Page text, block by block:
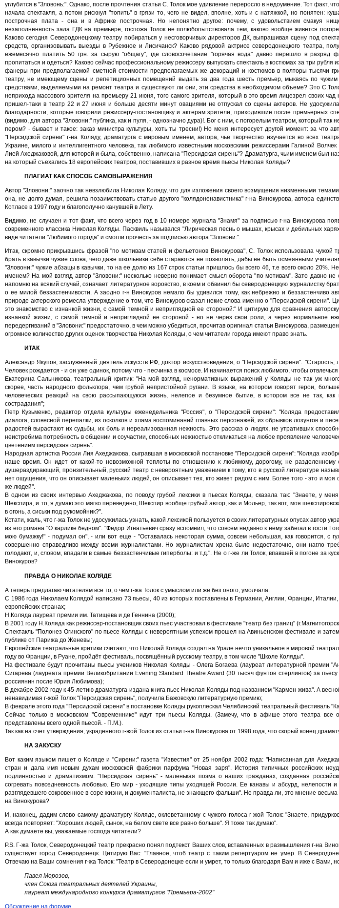
углубится в "Зловонь:". Однако, после прочтения статьи С. Толок мое удивление переросло в недоумение. Тот факт,
начала спектакля, а потом рискнул "топить" в грязи то, чего не видел, вполне, хоть и с натяжкой, но понятен:
построчная плата - она и в Африке построчная. Но непонятно другое: почему, с удовольствием смакуя
незаполненность зала ГДК на премьере, госпожа Толок не полюбопытствовала тем, каково вообще живется
Каково сегодня Северодонецкому театру побираться у несговорчивых директоров ДК, выпрашивая сцену под
средств, организовывать выезды в Рубежное и Лисичанск? Каково рядовой актрисе северодонецкого театра,
ежемесячно платить 50 грн. за сырую "общагу", где словосочетание "горячая вода" давно перешло в разряд
пропитаться и одеться? Каково сейчас профессиональному режиссеру выпускать спектакль в костюмах за три рубля
фанеры при предполагаемой сметной стоимости предполагаемых же декораций и костюмов в полторы тысячи
театру, не имеющему сцены и репетиционных помещений выдать за два года шесть премьер, мыкаясь по
средствами, выделяемыми на ремонт театра и существуют ли они, эти средства в необходимом объеме? Это
неприхода массового зрителя на премьеру 21 июня, того самого зрителя, который в это время лицезрел своих
пришел-таки в театр 22 и 27 июня и больше десяти минут овациями не отпускал со сцены актеров. Не
благодарности, которые говорили режиссеру-постановщику и актерам зрители, приходившие после премьерных
(видимо, для автора "Зловони:" публика, как и пуля, - однозначно дура)!. Бог с ним, с погорелым театром, который так
пером? - бывает и такое: заказ министра культуры, хоть ты тресни!) Но меня интересует другой момент: за что
"Персидской сирени" г-на Коляду, драматурга с мировым именем, автора, чье творчество изучается во всех
Украине, милого и интеллигентного человека, так любимого известными московскими режиссерами Галиной
Лией Ахеджаковой, для которой и была, собственно, написана "Персидская сирень"? Драматурга, чьим именем был
на который съехались 18 европейских театров, поставивших в разное время пьесы Николая Коляды?
ПЛАГИАТ КАК СПОСОБ САМОВЫРАЖЕНИЯ
Автор "Зловони:" заочно так невзлюбила Николая Коляду, что для изложения своего возмущения низменными
она, не долго думая, решила позаимствовать статью другого "колядоненавистника" г-на Винокурова, автора
Котласе в 1997 году и благополучно канувшей в Лету.
Видимо, не случаен и тот факт, что всего через год в 10 номере журнала "Знамя" за подписью г-на Винокурова
современного классика Николая Коляды. Пасквиль назывался "Лирическая песнь о мышах, крысах и дебильных
виде читатели "Любимого города" и смогли прочесть за подписью автора "Зловони:".
Итак, скромно прикрывшись фразой "по мотивам статей и фельетонов Винокурова", С. Толок использовала чужой
брать в кавычки чужие слова, чего даже школьники себе стараются не позволять, дабы не быть осмеянными
"Зловони:" чужие абзацы в кавычки, то на ее долю из 167 строк статьи пришлось бы всего 46, т.е всего около 20%.
именем? На мой взгляд автор "Зловони:" несколько неверно понимает смысл оборота "по мотивам". Зато давно не
напомню на всякий случай, означает литературное воровство, в коем и обвинил бы северодонецкую журналистку
о ее милой беззастенчивости. А заодно г-н Винокуров немало бы удивился тому, как небрежно и беззастенчиво
природе актерского ремесла утверждение о том, что Винокуров сказал некие слова именно о "Персидской сирени".
это знакомство с изнанкой жизни, с самой темной и неприглядной ее стороной:" И цитирую для сравнения
изнанкой жизни, с самой темной и неприглядной ее стороной - но не через свои роли, а через нормальное
передергиваний в "Зловони:" предостаточно, в чем можно убедиться, прочитав оригинал статьи Винокурова,
огромное количество других оценок творчества Николая Коляды, о чем читатели города имеют право знать.
ИТАК
Александр Якупов, заслуженный деятель искусств РФ, доктор искусствоведения, о "Персидской сирени":
Человек рождается - и он уже одинок, потому что - песчинка в космосе. И начинается поиск любимого, чтобы
Екатерина Сальникова, театральный критик: "На мой взгляд, ненормативных выражений у Коляды не так уж
скорее, часть народного фольклора, чем грубой непристойной ругани. В языке, на котором говорят герои,
человеческих реакций на свою рассыпающуюся жизнь, нелепое и безумное бытие, в котором все не так,
сострадания";
Петр Кузьменко, редактор отдела культуры еженедельника "Россия", о "Персидской сирени": "Коляда
диалога, словесной перепалки, из осколков и хлама воспоминаний главных персонажей, из обрывков лозунгов и
радостей вырастают их судьбы, их боль и нереализованная нежность. Это рассказ о людях, не утративших
неистребима потребность в общении и соучастии, способных нежностью откликаться на любое проявление
цветением персидская сирень".
Народная артистка России Лия Ахеджакова, сыгравшая в московской постановке "Персидской сирени": "Коляда
наше время. Он идет от какой-то невозможной теплоты по отношению к любимому, дорогому, не разделенному
душераздирающий, пронзительный, русский театр с невероятным уважением к тому, кто в русской литературе
нет ощущения, что он описывает маленьких людей, он описывает тех, кто живет рядом с ним. Более того - это и моя
же людей".
В одном из своих интервью Ахеджакова, по поводу грубой лексики в пьесах Коляды, сказала так: "Знаете, у
Шекспира, и то, я думаю это мягко переведено, Шекспир вообще грубый автор, как и Мольер, так вот, моя
в огонь, а сиськи под рукомойник?".
Кстати, жаль, что г-жа Толок не удосужилась узнать, какой лексикой пользуется в своих литературных опусах автор
из его романа "О карлике бедном": "Федор Игнатьевич сразу вспомнил, что совсем недавно к нему забегал в гости
мою бумажку!" - подумал он", - или вот еще - "Оставалась некоторая сумма, совсем небольшая, как говорится, с
совершенно справедливо между всеми журналистами. Но журналистам хрена было недостаточно, они нагло
голодают, и, словом, впадали в самые беззастенчивые гиперболы: и т.д.". Не о г-же ли Толок, впавшей в погоне за
Винокуров?
ПРАВДА О НИКОЛАЕ КОЛЯДЕ
А теперь предлагаю читателям все то, о чем г-жа Толок с умыслом или же без оного, умолчала:
С 1986 года Николаем Колядой написано 73 пьесы, 40 из которых поставлены в Германии, Англии, Франции,
европейских странах;
Н.Коляда лауреат премии им. Татищева и де Геннина (2000);
В 2001 году Н.Коляда как режиссер-постановщик своих пьес участвовал в фестивале "театр без границ"
Спектакль "Полонез Огинского" по пьесе Коляды с невероятным успехом прошел на Авиньенском фестивале и
публике от Парижа до Женевы;
Европейские театральные критики считают, что Николай Коляда создал на Урале нечто уникальное в мировой
году во Франции, в Руане, пройдёт фестиваль, посвящённый русскому театру, в том числе "Школе Коляды".
На фестивале будут прочитаны пьесы учеников Николая Коляды - Олега Богаева (лауреат литературной премии
Сигарева (лауреата премии Великобритании Evening Standard Theatre Award (30 тысяч фунтов стерлингов) за
россиянин после Юрия Любимова);
В декабре 2002 году к 45-летию драматурга издана книга пьес Николая Коляды под названием "Кармен жива". А
ненавидимая г-жой Толок "Персидская сирень", получила Бажовскую литературную премию;
В феврале этого года "Персидской сирени" в постановке Коляды рукоплескал Челябинский театральный фестиваль
Сейчас только в московском "Современнике" идут три пьесы Коляды. (Замечу, что в афише этого театра все
представлены всего одной пьесой. - П.М.).
Так как на счет утверждения, украденного г-жой Толок из статьи г-на Винокурова от 1998 года, что скорый конец
НА ЗАКУСКУ
Вот каким языком пишет о Коляде и "Сирени:" газета "Известия" от 25 ноября 2002 года: "Написанная для
стран и дала имя новым духам московской фабрики парфума "Новая заря". История типичных российских
подлинностью и драматизмом. "Персидская сирень" - маленькая поэма о наших гражданах, созданная
согревать повседневность любовью. Его мир - уходящие типы уходящей России. Ее канавы и абсурд, нелепости
разглядевшего сокровенное в соре жизни, и документалиста, не знающего фальши". Не правда ли, это мнение весьма
на Винокурова?
И, наконец, дадим слово самому драматургу Коляде, оклеветанному с чужого голоса г-жой Толок: "Знаете,
всегда повторяет: "Хороших людей, сынок, на белом свете все равно больше". Я тоже так думаю".
А как думаете вы, уважаемые господа читатели?
P.S. Г-жа Толок, Северодонецкий театр прекрасно понял подтекст Ваших слов, вставленных в размышления г-на
существует город Северодонецк. Цитирую Вас: "Главное, чтоб театр с таким репертуаром не умер. В
Отвечаю на Ваши сомнения г-жа Толок: "Театр в Северодонецке если и умрет, то только благодаря Вам и иже с Вами,
Павел Морозов,
член Союза театральных деятелей Украины,
лауреат международного конкурса драматургов "Премьера-2002"